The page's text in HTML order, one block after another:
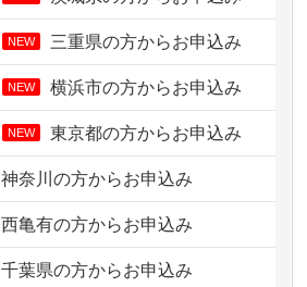
NEW 三重県の方からお申込み
NEW 横浜市の方からお申込み
NEW 東京都の方からお申込み
神奈川の方からお申込み
西亀有の方からお申込み
千葉県の方からお申込み